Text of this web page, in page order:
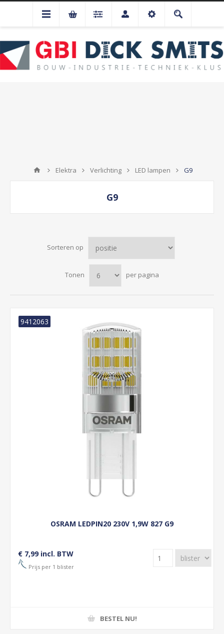
Elektra Verlichting LED lampen G9
G9
Sorteren op
Tonen per pagina
OSRAM LEDPIN20 230V 1,9W 827 G9
9412063
€ 7,99 incl. BTW
Prijs per 1 blister
BESTEL NU!